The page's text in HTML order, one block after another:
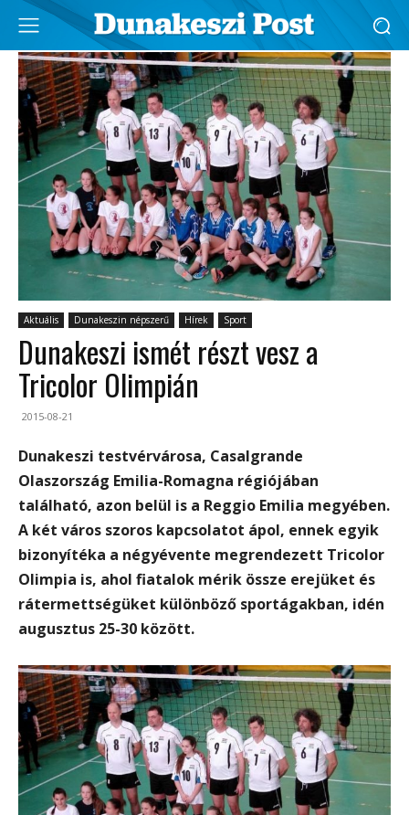
Aktuális Dunakeszin népszerű Hírek Sport
Dunakeszi ismét részt vesz a
Tricolor Olimpián
2015-08-21
Dunakeszi testvérvárosa, Casalgrande
Olaszország Emilia-Romagna régiójában
található, azon belül is a Reggio Emilia megyében.
A két város szoros kapcsolatot ápol, ennek egyik
bizonyítéka a négyévente megrendezett Tricolor
Olimpia is, ahol fiatalok mérik össze erejüket és
rátermettségüket különböző sportágakban, idén
augusztus 25-30 között.